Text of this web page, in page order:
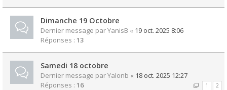
Dimanche 19 Octobre
Dernier message parYanisB « 19 oct. 2025 8:06
Réponses : 13
Samedi 18 octobre
Dernier message parYalonb « 18 oct. 2025 12:27
Réponses : 16 1 2